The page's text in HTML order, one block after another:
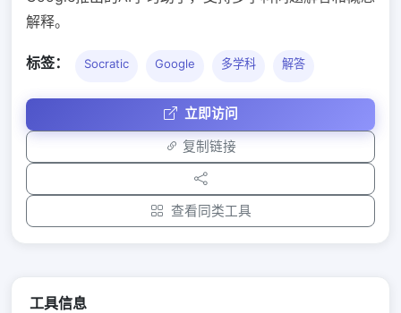
解释。
标签： Socratic Google 多学科 解答
立即访问
复制链接
查看同类工具
工具信息